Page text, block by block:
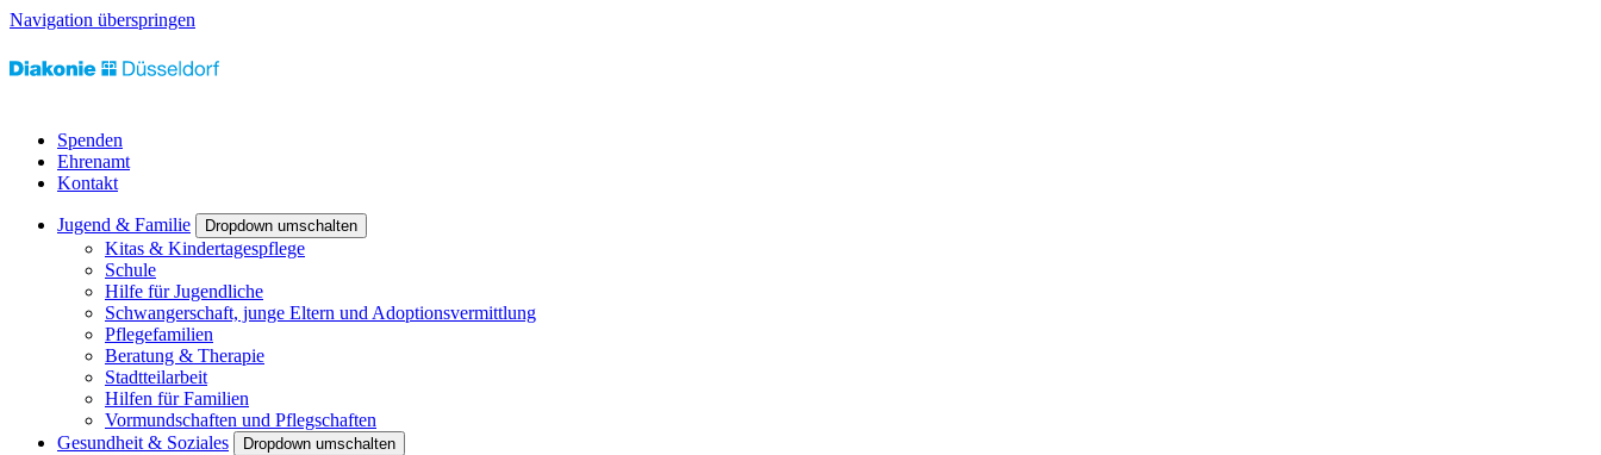
Navigation überspringen
Spenden
Ehrenamt
Kontakt
Jugend & Familie Dropdown umschalten
Kitas & Kindertagespflege
Schule
Hilfe für Jugendliche
Schwangerschaft, junge Eltern und Adoptionsvermittlung
Pflegefamilien
Beratung & Therapie
Stadtteilarbeit
Hilfen für Familien
Vormundschaften und Pflegschaften
Gesundheit & Soziales
Dropdown umschalten